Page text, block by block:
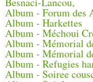
Album - Forum des
Album - Harkettes
Album - Méchoui
Album - Mémorial
Album - Mémorial
Album - Refugies
Album - Soiree